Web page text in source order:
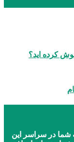
کرده اید؟
شما در سراسر این